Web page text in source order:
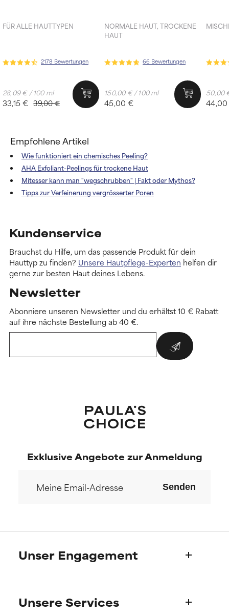
FÜR ALLE HAUTTYPEN
2178 Bewertungen
39,00 €
33,15 €
28,09 € / 100 ml
NORMALE HAUT, TROCKENE
HAUT
66 Bewertungen
45,00 €
150,00 € / 100 ml 50,00
Empfohlene Artikel
Wie funktioniert ein chemisches Peeling?
AHA Exfoliant-Peelings für trockene Haut
Mitesser kann man "weg­schrubben" | Fakt oder Mythos?
Tipps zur Verfeinerung vergrösserter Poren
Kundenservice
Brauchst du Hilfe, um das passende Produkt für dein
Hauttyp zu finden? Unsere Hautpflege-Experten helfen dir
gerne zur besten Haut deines Lebens.
Newsletter
Abonniere unseren Newsletter und du erhältst 10 € Rabatt
auf ihre nächste Bestellung ab 40 €.
Exklusive Angebote zur Anmeldung
Senden
Unser Engagement
Paulas Geschichte
Unsere Services